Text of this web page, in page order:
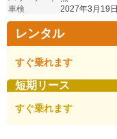
車検
2027年3月19日
レンタル
すぐ乗れます
短期リース
すぐ乗れます